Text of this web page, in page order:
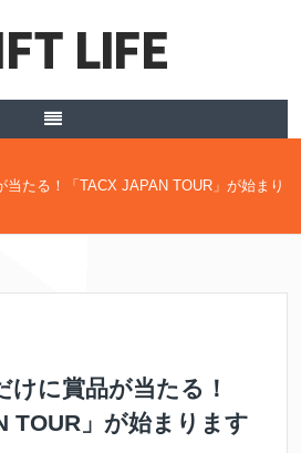
当たる！「TACX JAPAN TOUR」が始まり
けに賞品が当たる！
TOUR」が始まります